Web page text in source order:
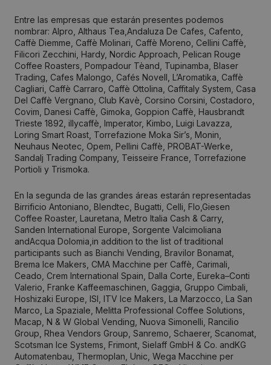
Entre las empresas que estarán presentes podemos
nombrar: Alpro, Althaus Tea,Andaluza De Cafes, Cafento,
Caffè Diemme, Caffè Molinari, Caffè Moreno, Cellini Caffè,
Filicori Zecchini, Hardy, Nordic Approach, Pelican Rouge
Coffee Roasters, Pompadour Tèand, Tupinamba, Blaser
Trading, Cafes Malongo, Cafés Novell, L’Aromatika, Caffè
Cagliari, Caffè Carraro, Caffè Ottolina, Caffitaly System, Casa
Del Caffè Vergnano, Club Kavè, Corsino Corsini, Costadoro,
Covim, Danesi Caffè, Gimoka, Goppion Caffè, Hausbrandt
Trieste 1892, illycaffè, Imperator, Kimbo, Luigi Lavazza,
Loring Smart Roast, Torrefazione Moka Sir’s, Monin,
Neuhaus Neotec, Opem, Pellini Caffè, PROBAT-Werke,
Sandalj Trading Company, Teisseire France, Torrefazione
Portioli y Trismoka.
En la segunda de las grandes áreas estarán representadas
Birrificio Antoniano, Blendtec, Bugatti, Celli, Flo,Giesen
Coffee Roaster, Lauretana, Metro Italia Cash & Carry,
Sanden International Europe, Sorgente Valcimoliana
andAcqua Dolomia,in addition to the list of traditional
participants such as Bianchi Vending, Bravilor Bonamat,
Brema Ice Makers, CMA Macchine per Caffè, Carimali,
Ceado, Crem International Spain, Dalla Corte, Eureka–Conti
Valerio, Franke Kaffeemaschinen, Gaggia, Gruppo Cimbali,
Hoshizaki Europe, ISI, ITV Ice Makers, La Marzocco, La San
Marco, La Spaziale, Melitta Professional Coffee Solutions,
Macap, N & W Global Vending, Nuova Simonelli, Rancilio
Group, Rhea Vendors Group, Sanremo, Schaerer, Scanomat,
Scotsman Ice Systems, Frimont, Sielaff GmbH & Co. andKG
Automatenbau, Thermoplan, Unic, Wega Macchine per